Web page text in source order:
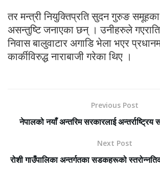
तर मन्त्री नियुक्तिप्रति सुदन गुरुङ
असन्तुष्टि जनाएका छन् । उनीहरुले गएराति
निवास बालुवाटार अगाडि भेला भएर
कार्कीविरुद्ध नाराबाजी गरेका थिए ।
Previous Post
नेपालको नयाँ अन्तरिम सरकारलाई अन्तर्राष्ट्रिय
Next Post
रोशी गाउँपालिका अन्तर्गतका सडकहरूको